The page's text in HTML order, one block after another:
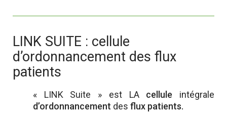
LINK SUITE : cellule
d’ordonnancement des flux
patients
« LINK Suite » est LAcellule intégrale
d’ordonnancement des flux patients.